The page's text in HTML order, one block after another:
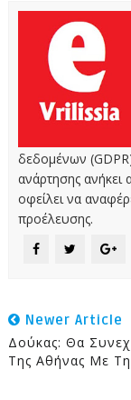
δεδομένων
ανάρτησης ανήκει
οφείλει να
προέλευσης.
Newer Article
Δούκας: Θα
Της Αθήνας Με